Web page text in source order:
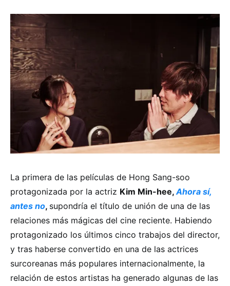
La primera de las películas de Hong Sang-soo
protagonizada por la actriz Kim Min-hee, Ahora sí,
antes no, supondría el título de unión de una de las
relaciones más mágicas del cine reciente. Habiendo
protagonizado los últimos cinco trabajos del director,
y tras haberse convertido en una de las actrices
surcoreanas más populares internacionalmente, la
relación de estos artistas ha generado algunas de las